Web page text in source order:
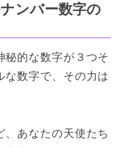
ンバー数字の
秘的な数字が３つそ
な数字で、その力は
、あなたの天使たち